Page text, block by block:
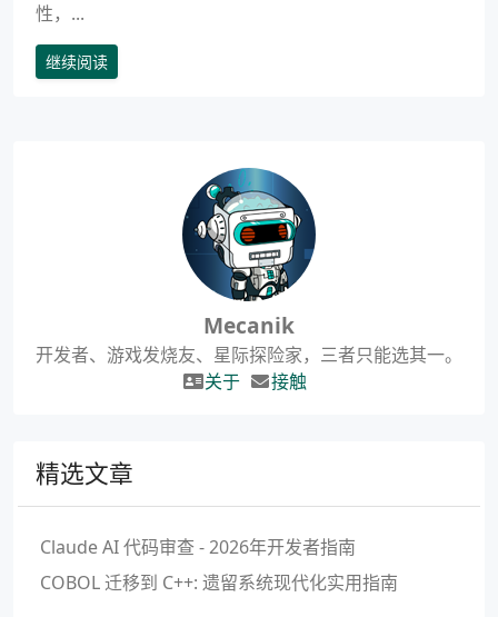
性，...
继续阅读
Mecanik
开发者、游戏发烧友、星际探险家，三者只能选其一。
关于
接触
精选文章
Claude AI 代码审查 - 2026年开发者指南
COBOL 迁移到 C++: 遗留系统现代化实用指南